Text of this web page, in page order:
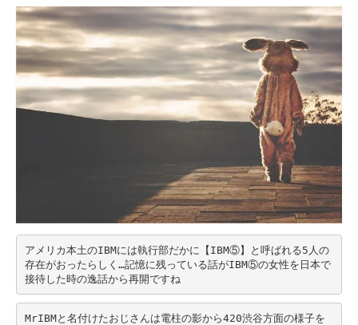
420friendly 通販
アメリカ本土のIBMには執行部だかに【IBM⑤】と呼ばれる5人の
存在がおったらしく…記憶に残っている話がIBM⑤の女性を日本で
接待した時の逸話から再開ですね
MrIBMと名付けたおじさんは電柱の影から420渋谷方面の様子を